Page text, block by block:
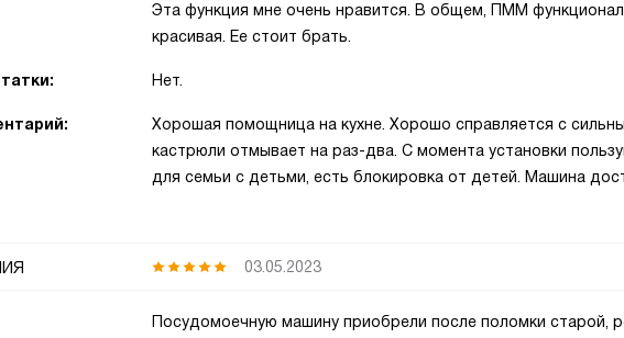
Эта функция мне очень нравится. В общем, ПММ
красивая. Ее стоит брать.
Нет.
Хорошая помощница на кухне. Хорошо справляется с
кастрюли отмывает на раз-два. С момента установки
для семьи с детьми, есть блокировка от детей. Машина
03.05.2023
Посудомоечную машину приобрели после поломки старой,